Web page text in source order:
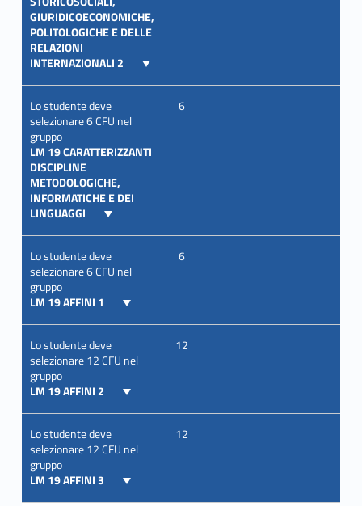
GIURIDICOECONOMICHE,
POLITOLOGICHE E DELLE
RELAZIONI
INTERNAZIONALI 2
Lo studente deve
selezionare 6 CFU nel
gruppo
LM 19 CARATTERIZZANTI
DISCIPLINE
METODOLOGICHE,
INFORMATICHE E DEI
LINGUAGGI
6
Lo studente deve
selezionare 6 CFU nel
gruppo
LM 19 AFFINI 1
6
Lo studente deve
selezionare 12 CFU nel
gruppo
LM 19 AFFINI 2
12
Lo studente deve
selezionare 12 CFU nel
gruppo
LM 19 AFFINI 3
12